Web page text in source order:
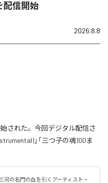
配信開始
2026.8.8
された。今回デジタル配信さ
」「三つ子の魂100ま
河の名門の血を引くアーティスト・